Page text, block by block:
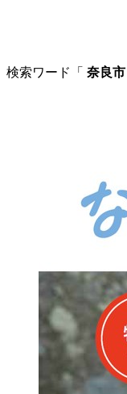
検索ワード「 奈良市